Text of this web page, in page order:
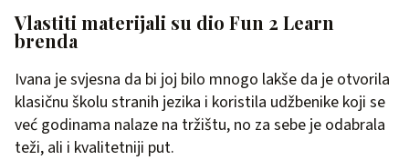
Vlastiti materijali su dio Fun 2 Learn
brenda
Ivana je svjesna da bi joj bilo mnogo lakše da je otvorila
klasičnu školu stranih jezika i koristila udžbenike koji se
već godinama nalaze na tržištu, no za sebe je odabrala
teži, ali i kvalitetniji put.